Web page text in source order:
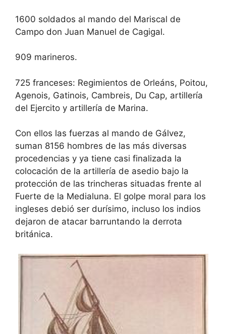
1600 soldados al mando del Mariscal de
Campo don Juan Manuel de Cagigal.
909 marineros.
725 franceses: Regimientos de Orleáns, Poitou,
Agenois, Gatinois, Cambreis, Du Cap, artillería
del Ejercito y artillería de Marina.
Con ellos las fuerzas al mando de Gálvez,
suman 8156 hombres de las más diversas
procedencias y ya tiene casi finalizada la
colocación de la artillería de asedio bajo la
protección de las trincheras situadas frente al
Fuerte de la Medialuna. El golpe moral para los
ingleses debió ser durísimo, incluso los indios
dejaron de atacar barruntando la derrota
británica.